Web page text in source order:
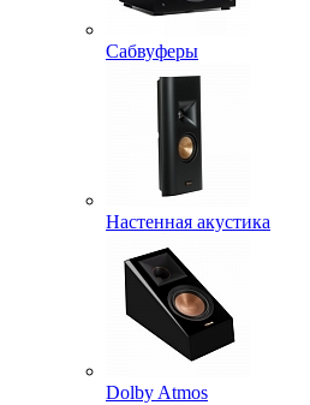
Сабвуферы
Настенная акустика
Dolby Atmos